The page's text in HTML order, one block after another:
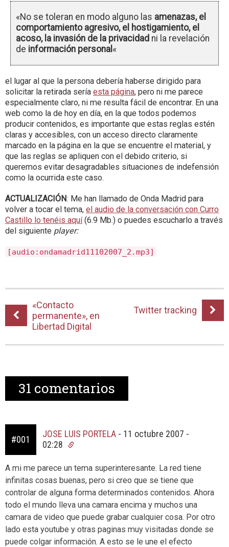
«No se toleran en modo alguno las amenazas, el
comportamiento agresivo, el hostigamiento, el
acoso, la invasión de la privacidad ni la revelación
de información personal «
el lugar al que la persona debería haberse dirigido para
solicitar la retirada sería esta página, pero ni me parece
especialmente claro, ni me resulta fácil de encontrar. En una
web como la de hoy en día, en la que todos podemos
producir contenidos, es importante que estas reglas estén
claras y accesibles, con un acceso directo claramente
marcado en la página en la que se encuentre el material, y
que las reglas se apliquen con el debido criterio, si
queremos evitar desagradables situaciones de indefensión
como la ocurrida este caso.
ACTUALIZACIÓN: Me han llamado de Onda Madrid para
volver a tocar el tema, el audio de la conversación con Curro
Castillo lo tenéis aquí(6.9 Mb.) o puedes escucharlo a través
del siguiente player:
[audio:ondamadrid11102007_2.mp3]
«Contacto
permanente», en
Libertad Digital
Twitter tracking
31 comentarios
#001
JOSE LUIS PORTELA - 11 octubre 2007 -
02:28
A mi me parece un tema superinteresante. La red tiene
infinitas cosas buenas, pero si creo que se tiene que
controlar de alguna forma determinados contenidos. Ahora
todo el mundo lleva una camara encima y muchos una
camara de video que puede grabar cualquier cosa. Por otro
lado esta youtube y otras paginas muy visitadas donde se
puede colgar información. A esto se le une el efecto